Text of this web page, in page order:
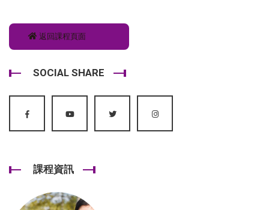
返回課程頁面
SOCIAL SHARE
課程資訊